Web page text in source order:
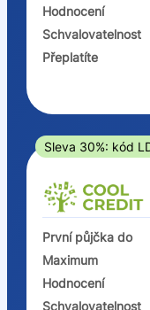
Po insolvenci
V hotovosti
ano
Hodnocení
Schvalovatelnost
Přeplatíte
Sleva 30%: kód
První půjčka do
Maximum
Hodnocení
Schvalovatelnost